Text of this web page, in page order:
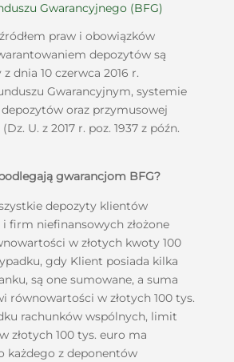
Gwarancyjnego (BFG)
praw i obowiązków
depozytów są
dnia 10 czerwca 2016 r.
Gwarancyjnym, systemie
oraz przymusowej
U. z 2017 r. poz. 1937 z późn.
gwarancjom BFG?
depozyty klientów
firm niefinansowych złożone
w złotych kwoty 100
gdy Klient posiada kilka
są one sumowane, a suma
równowartości w złotych 100 tys.
rachunków wspólnych, limit
złotych 100 tys. euro ma
każdego z deponentów